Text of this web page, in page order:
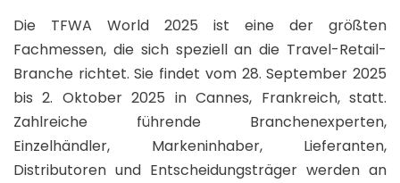
Die TFWA World 2025 ist eine der größten
Fachmessen, die sich speziell an die Travel-Retail-
Branche richtet. Sie findet vom 28. September 2025
bis 2. Oktober 2025 in Cannes, Frankreich, statt.
Zahlreiche führende Branchenexperten,
Einzelhändler, Markeninhaber, Lieferanten,
Distributoren und Entscheidungsträger werden an